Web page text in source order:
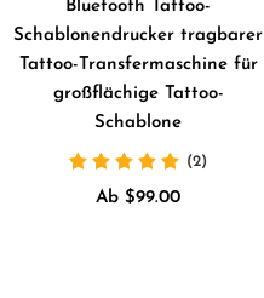
Bluetooth Tattoo-
Schablonendrucker tragbarer
Tattoo-Transfermaschine für
großflächige Tattoo-
Schablone
(2)
Angebotspreis
Ab $99.00